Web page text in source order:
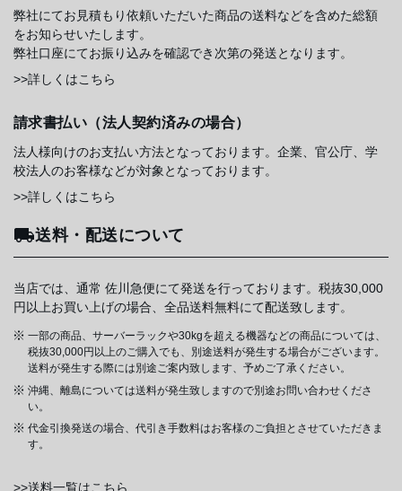
弊社にてお見積もり依頼いただいた商品の送料などを含めた総額
をお知らせいたします。
弊社口座にてお振り込みを確認でき次第の発送となります。
>>詳しくはこちら
請求書払い（法人契約済みの場合）
法人様向けのお支払い方法となっております。企業、官公庁、学
校法人のお客様などが対象となっております。
>>詳しくはこちら
送料・配送について
当店では、通常 佐川急便にて発送を行っております。税抜30,000
円以上お買い上げの場合、全品送料無料にて配送致します。
一部の商品、サーバーラックや30kgを超える機器などの商品については、
税抜30,000円以上のご購入でも、別途送料が発生する場合がございます。
送料が発生する際には別途ご案内致します、予めご了承ください。
沖縄、離島については送料が発生致しますので別途お問い合わせくださ
い。
代金引換発送の場合、代引き手数料はお客様のご負担とさせていただきま
す。
>>送料一覧はこちら